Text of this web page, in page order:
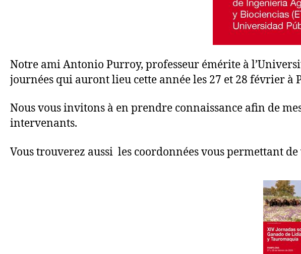
Notre ami Antonio Purroy, professeur émérite à
journées qui auront lieu cette année les 27 et 28 février à
Nous vous invitons à en prendre connaissance afin de
intervenants.
Vous trouverez aussi les coordonnées vous permettant